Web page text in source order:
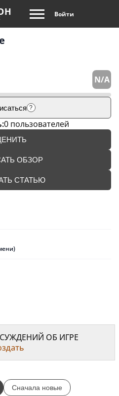
Войти
N/A
?
0 пользователей
ОБЗОР
СТАТЬЮ
ОБ ИГРЕ
Сначала новые